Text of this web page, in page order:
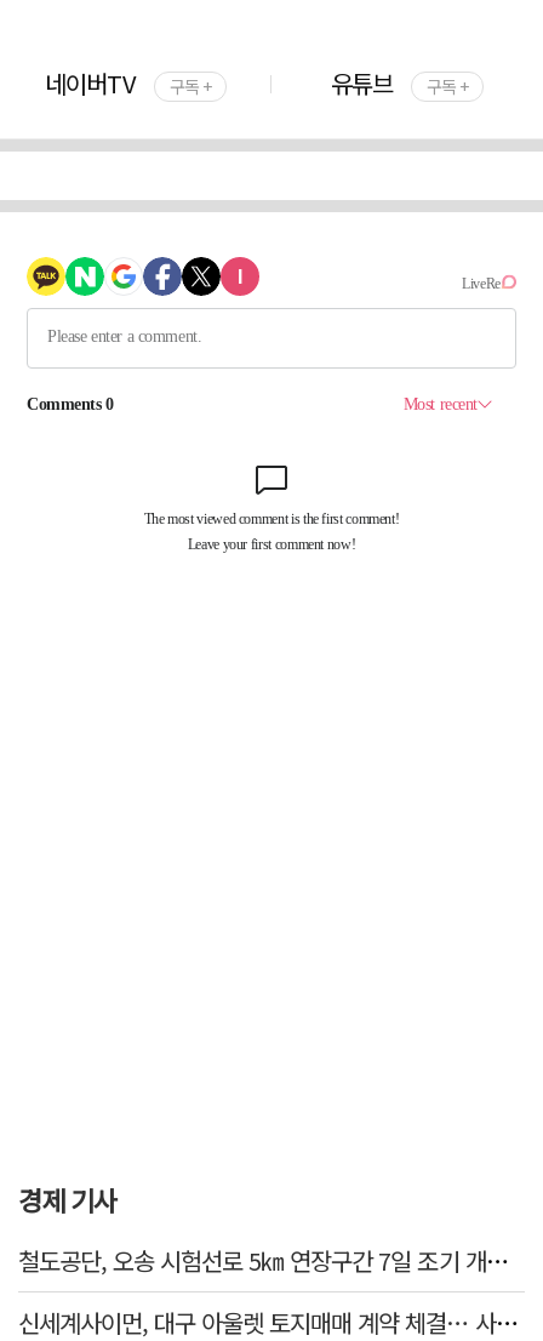
네이버TV 구독 + 유튜브 구독 +
경제 기사
철도공단, 오송 시험선로 5㎞ 연장구간 7일 조기 개통…LA 메트로 사업 지원
신세계사이먼, 대구 아울렛 토지매매 계약 체결… 사업 본궤도